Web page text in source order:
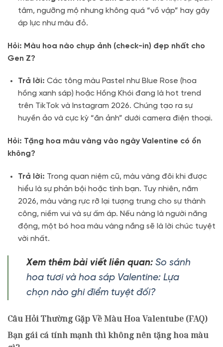
tâm, ngưỡng mộ nhưng không quá “vồ vập” hay gây
áp lực như màu đỏ.
Hỏi: Màu hoa nào chụp ảnh (check-in) đẹp nhất cho
Gen Z?
Trả lời: Các tông màu Pastel như Blue Rose (hoa
hồng xanh sáp) hoặc Hồng Khói đang là hot trend
trên TikTok và Instagram 2026. Chúng tạo ra sự
huyền ảo và cực kỳ “ăn ảnh” dưới camera điện thoại.
Hỏi: Tặng hoa màu vàng vào ngày Valentine có ổn
không?
Trả lời: Trong quan niệm cũ, màu vàng đôi khi được
hiểu là sự phản bội hoặc tình bạn. Tuy nhiên, năm
2026, màu vàng rực rỡ lại tượng trưng cho sự thành
công, niềm vui và sự ấm áp. Nếu nàng là người năng
động, một bó hoa màu vàng nắng sẽ là lời chúc tuyệt
vời nhất.
Xem thêm bài viết liên quan: So sánh
hoa tươi và hoa sáp Valentine: Lựa
chọn nào ghi điểm tuyệt đối?
Câu Hỏi Thường Gặp Về Màu Hoa Valentube (FAQ)
Bạn gái cá tính mạnh thì không nên tặng hoa màu